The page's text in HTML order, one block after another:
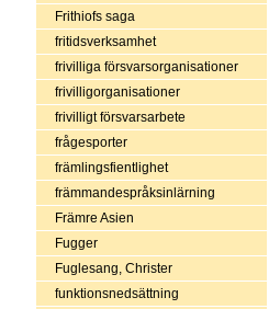
Frithiofs saga
fritidsverksamhet
frivilliga försvarsorganisationer
frivilligorganisationer
frivilligt försvarsarbete
frågesporter
främlingsfientlighet
främmandespråksinlärning
Främre Asien
Fugger
Fuglesang, Christer
funktionsnedsättning